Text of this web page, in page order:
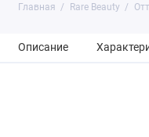
Главная Rare Beauty
Описание